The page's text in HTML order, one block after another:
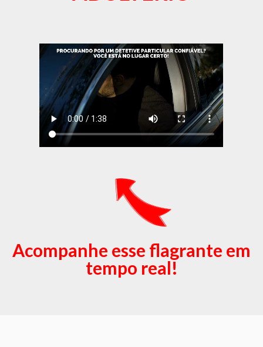
Acompanhe esse flagrante em
tempo real!